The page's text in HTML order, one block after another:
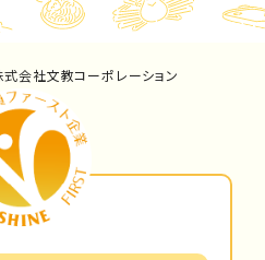
式会社文教コーポレーション